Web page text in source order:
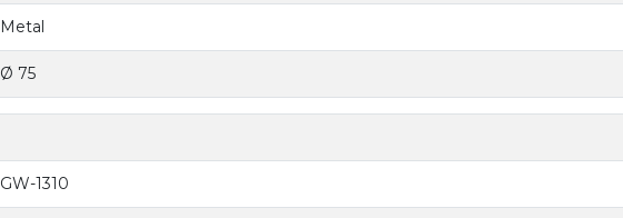
Metal
Ø 75
GW-1310